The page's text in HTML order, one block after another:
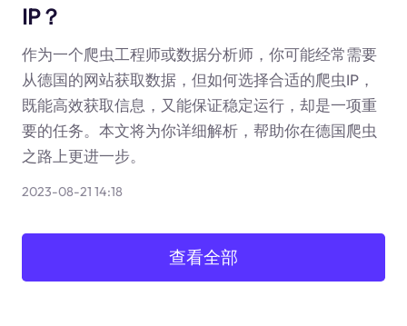
IP？
作为一个爬虫工程师或数据分析师，你可能经常需要
从德国的网站获取数据，但如何选择合适的爬虫IP，
既能高效获取信息，又能保证稳定运行，却是一项重
要的任务。本文将为你详细解析，帮助你在德国爬虫
之路上更进一步。
2023-08-21 14:18
查看全部